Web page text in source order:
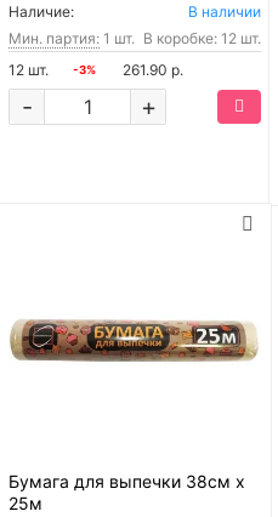
Наличие:
В наличии
Мин. партия: 1 шт. В коробке: 12 шт.
12 шт.
-3% 261.90 р.
+
-
Бумага для выпечки 38см х
25м